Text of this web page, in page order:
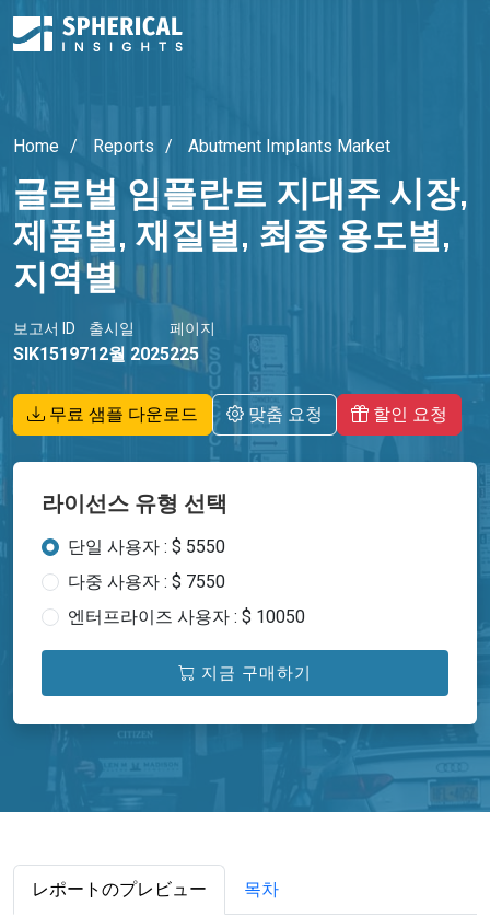
Home Reports Abutment Implants Market
글로벌 임플란트 지대주 시장,
제품별, 재질별, 최종 용도별,
지역별
보고서 ID
SIK15197
출시일
12월 2025
페이지
225
무료 샘플 다운로드 맞춤 요청 할인 요청
라이선스 유형 선택
단일 사용자 : $ 5550
다중 사용자 : $ 7550
엔터프라이즈 사용자 : $ 10050
지금 구매하기
レポートのプレビュー 목차